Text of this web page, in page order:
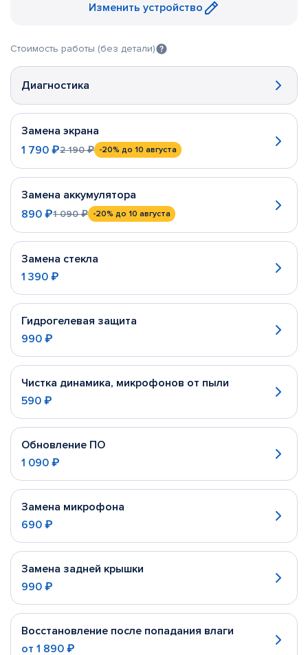
Изменить устройство
Стоимость работы (без детали)
Диагностика
Замена экрана
1 790 ₽2 190 ₽ -20% до 10 августа
Замена аккумулятора
890 ₽1 090 ₽ -20% до 10 августа
Замена стекла
1 390 ₽
Гидрогелевая защита
990 ₽
Чистка динамика, микрофонов от пыли
590 ₽
Обновление ПО
1 090 ₽
Замена микрофона
690 ₽
Замена задней крышки
990 ₽
Восстановление после попадания влаги
от 1 890 ₽